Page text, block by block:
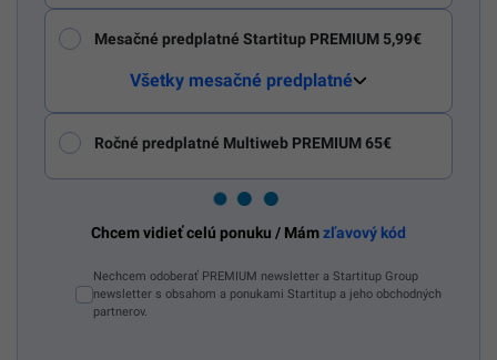
Mesačné predplatné Startitup PREMIUM 5,99€
Všetky mesačné predplatné
Ročné predplatné Multiweb PREMIUM 65€
Chcem vidieť celú ponuku / Mámzľavový kód
Nechcem odoberať PREMIUM newsletter a Startitup Group
newsletter s obsahom a ponukami Startitup a jeho obchodných
partnerov.